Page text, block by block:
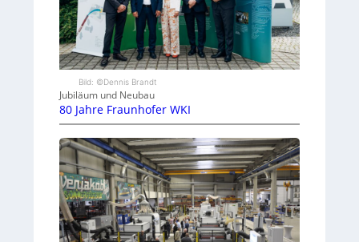
Bild: ©Dennis Brandt
Jubiläum und Neubau
80 Jahre Fraunhofer WKI